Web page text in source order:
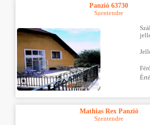
Panzió 63730
Szentendre
Mathias Rex Panzió
Szentendre